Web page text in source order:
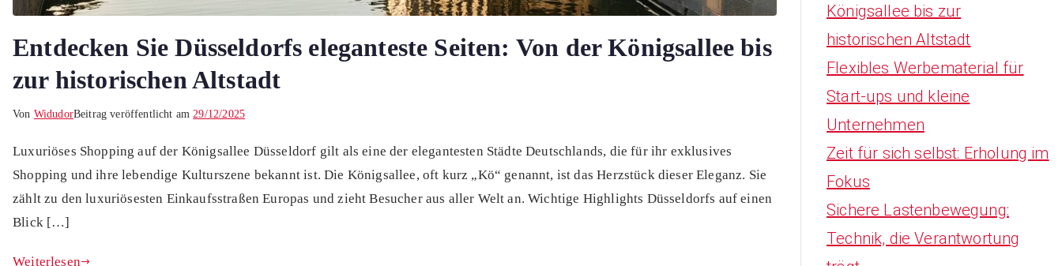
Entdecken Sie Düsseldorfs eleganteste Seiten: Von der Königsallee bis
zur historischen Altstadt
Von WidudorBeitrag veröffentlicht am 29/12/2025
Luxuriöses Shopping auf der Königsallee Düsseldorf gilt als eine der elegantesten Städte Deutschlands, die für ihr exklusives
Shopping und ihre lebendige Kulturszene bekannt ist. Die Königsallee, oft kurz „Kö“ genannt, ist das Herzstück dieser Eleganz. Sie
zählt zu den luxuriösesten Einkaufsstraßen Europas und zieht Besucher aus aller Welt an. Wichtige Highlights Düsseldorfs auf einen
Blick […]
Weiterlesen
Königsallee bis zur
historischen Altstadt
Flexibles Werbematerial für
Start-ups und kleine
Unternehmen
Zeit für sich selbst: Erholung im
Fokus
Sichere Lastenbewegung:
Technik, die Verantwortung